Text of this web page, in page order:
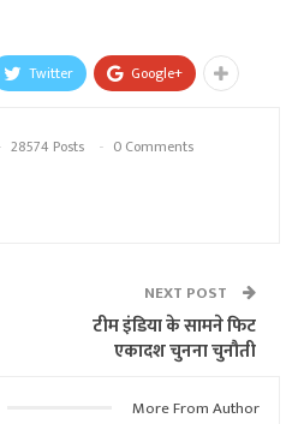
Twitter Google+
28574 Posts 0 Comments
NEXT POST
टीम इंडिया के सामने फिट
एकादश चुनना चुनौती
More From Author